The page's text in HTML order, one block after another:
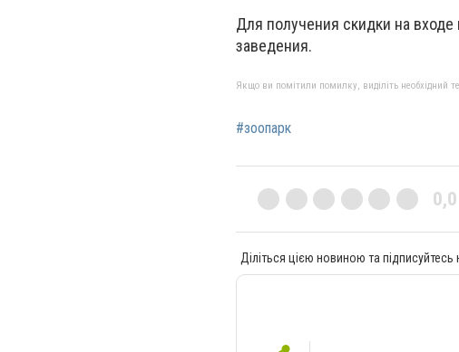
Для получения скидки на
заведения.
Якщо ви помітили помилку, виділіть необхідний
#зоопарк
0,0
Діліться цією новиною та підписуйтесь